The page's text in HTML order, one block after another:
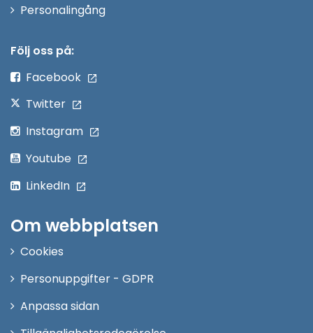
PersonalingångÖppna
Följ oss på:
Facebook
Twitter
Instagram
Youtube
LinkedIn
Om webbplatsen
Cookies
Personuppgifter - GDPR
Anpassa sidan